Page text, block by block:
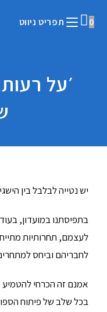
0 תפריט ניווט
׳על
יש נטייה לבלבל בין
בתפיסתנו במועדון,
לעצמם, תחרותיות
לחבריהם וביחס
אמנם זה הכרחי להטמיע
בכל שלב של פיתוח